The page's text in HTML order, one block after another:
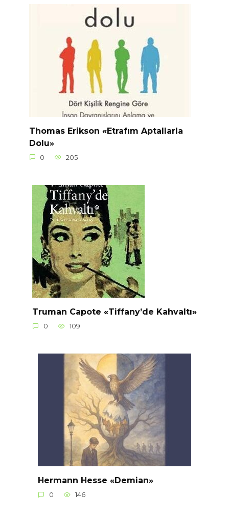
Thomas Erikson «Etrafım Aptallarla
Dolu»
0 205
Truman Capote «Tiffany’de Kahvaltı»
0 109
Hermann Hesse «Demian»
0 146